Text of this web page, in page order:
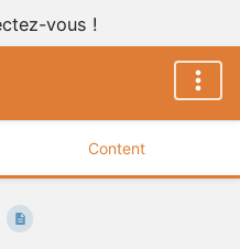
vous !
Content